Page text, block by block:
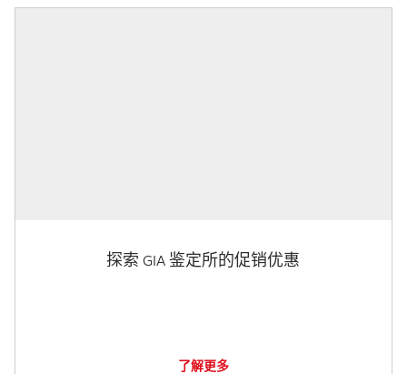
探索 GIA 鉴定所的促销优惠
了解更多